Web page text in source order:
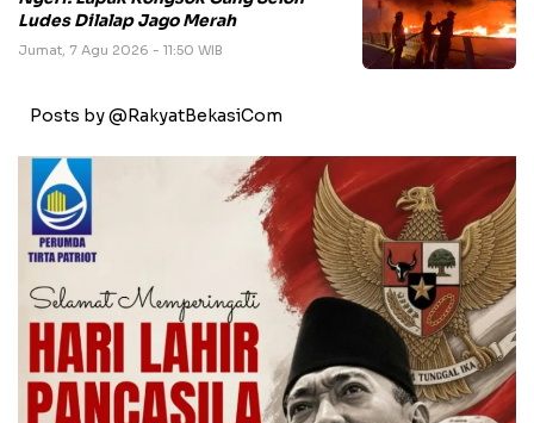
Ludes Dilalap Jago Merah
Jumat, 7 Agu 2026 - 11:50 WIB
Posts by @RakyatBekasiCom